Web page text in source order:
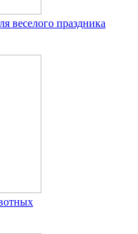
веселого праздника